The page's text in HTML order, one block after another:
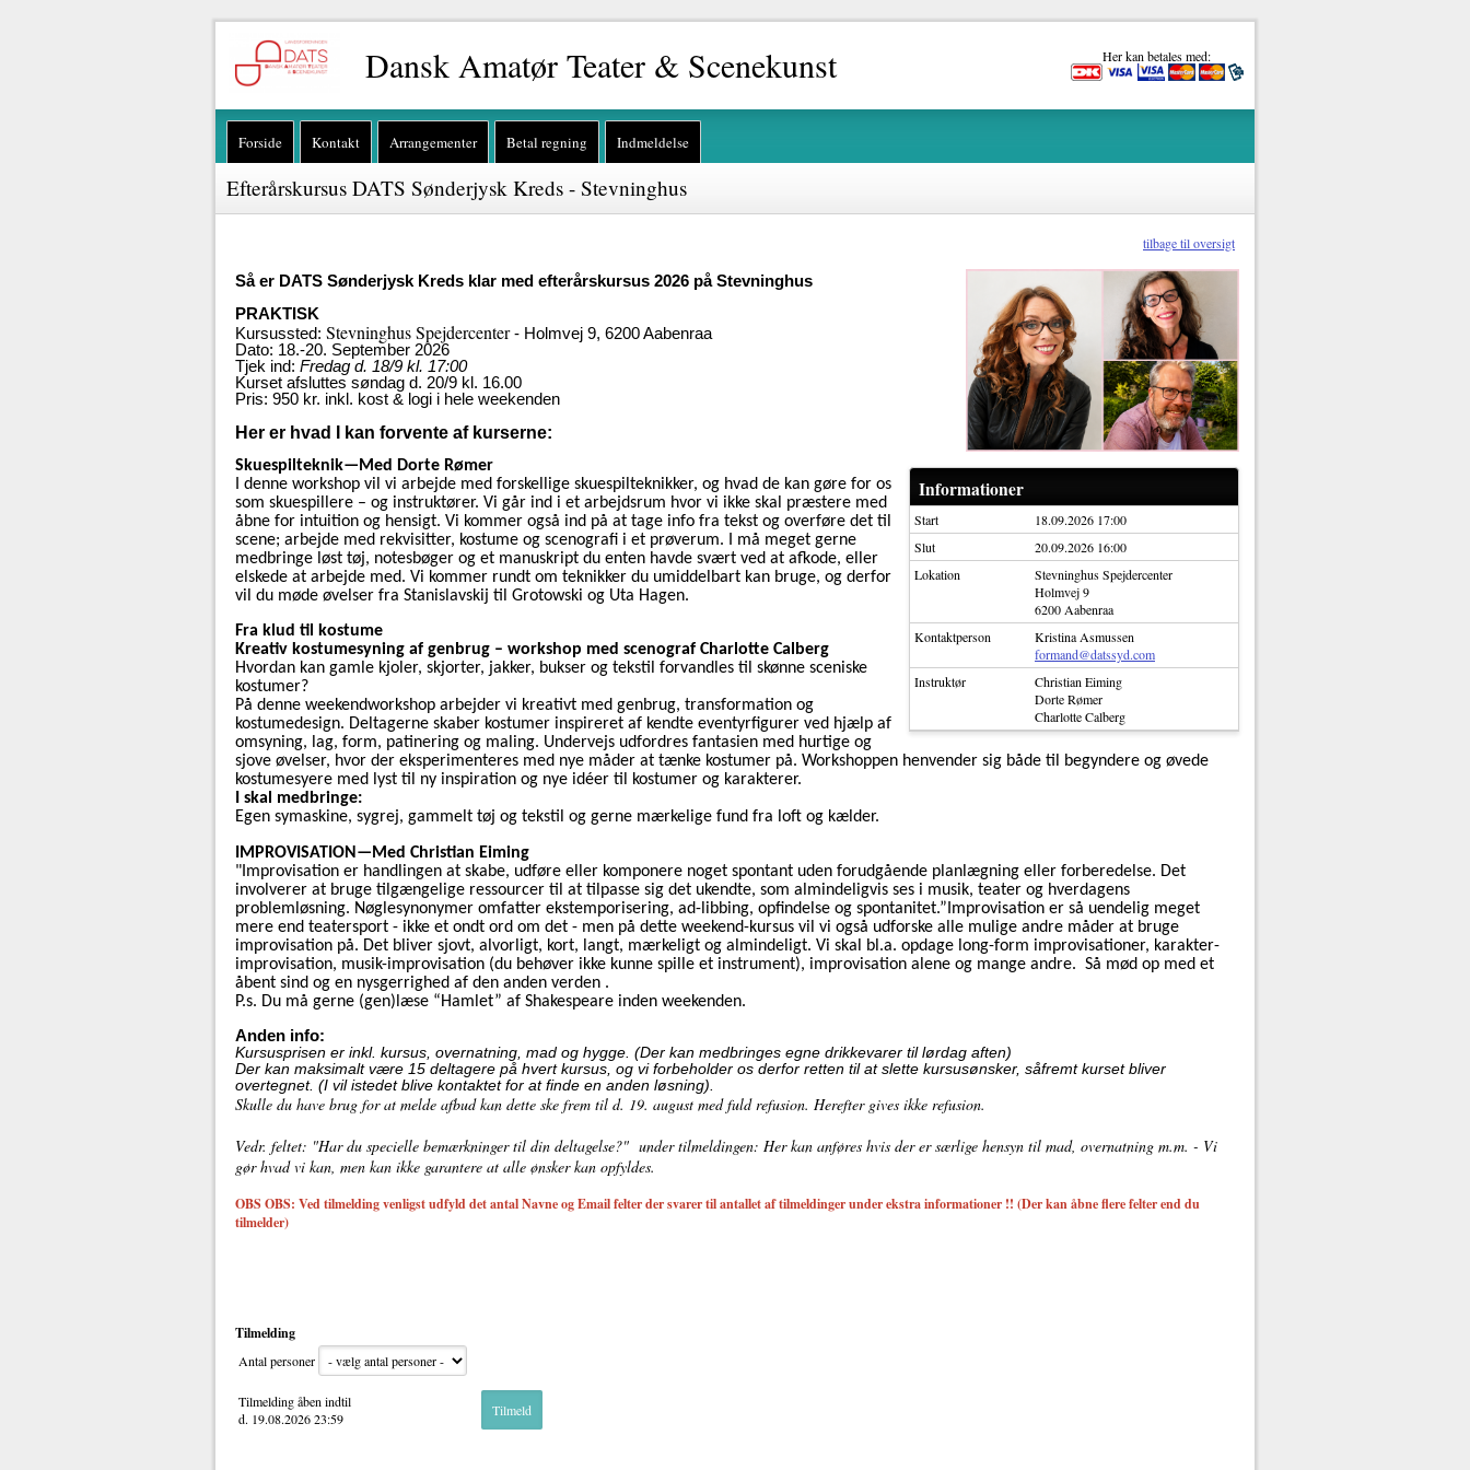
Her kan betales med:
Dansk Amatør Teater & Scenekunst
Forside Kontakt Arrangementer Betal regning Indmeldelse
Efterårskursus DATS Sønderjysk Kreds - Stevninghus
tilbage til oversigt
Informationer
Start
18.09.2026 17:00
Slut
20.09.2026 16:00
Lokation
Stevninghus Spejdercenter
Holmvej 9
6200 Aabenraa
Kontaktperson
Kristina Asmussen
formand@datssyd.com
Instruktør
Christian Eiming
Dorte Rømer
Charlotte Calberg
Så er DATS Sønderjysk Kreds klar med efterårskursus 2026 på Stevninghus
PRAKTISK
Kursussted: Stevninghus Spejdercenter- Holmvej 9, 6200 Aabenraa
Dato: 18.-20. September 2026
Tjek ind: Fredag d. 18/9 kl. 17:00
Kurset afsluttes søndag d. 20/9 kl. 16.00
Pris: 950 kr. inkl. kost & logi i hele weekenden
Her er hvad I kan forvente af kurserne:
Skuespilteknik—Med Dorte Rømer
I denne workshop vil vi arbejde med forskellige skuespilteknikker, og hvad de kan gøre for os
som skuespillere – og instruktører. Vi går ind i et arbejdsrum hvor vi ikke skal præstere med
åbne for intuition og hensigt. Vi kommer også ind på at tage info fra tekst og overføre det til
scene; arbejde med rekvisitter, kostume og scenografi i et prøverum. I må meget gerne
medbringe løst tøj, notesbøger og et manuskript du enten havde svært ved at afkode, eller
elskede at arbejde med. Vi kommer rundt om teknikker du umiddelbart kan bruge, og derfor
vil du møde øvelser fra Stanislavskij til Grotowski og Uta Hagen.
Fra klud til kostume
Kreativ kostumesyning af genbrug – workshop med scenograf Charlotte Calberg
Hvordan kan gamle kjoler, skjorter, jakker, bukser og tekstil forvandles til skønne sceniske
kostumer?
På denne weekendworkshop arbejder vi kreativt med genbrug, transformation og
kostumedesign. Deltagerne skaber kostumer inspireret af kendte eventyrfigurer ved hjælp af
omsyning, lag, form, patinering og maling. Undervejs udfordres fantasien med hurtige og
sjove øvelser, hvor der eksperimenteres med nye måder at tænke kostumer på. Workshoppen henvender sig både til begyndere og øvede
kostumesyere med lyst til ny inspiration og nye idéer til kostumer og karakterer.
I skal medbringe:
Egen symaskine, sygrej, gammelt tøj og tekstil og gerne mærkelige fund fra loft og kælder.
IMPROVISATION—Med Christian Eiming
"Improvisation er handlingen at skabe, udføre eller komponere noget spontant uden forudgående planlægning eller forberedelse. Det
involverer at bruge tilgængelige ressourcer til at tilpasse sig det ukendte, som almindeligvis ses i musik, teater og hverdagens
problemløsning. Nøglesynonymer omfatter ekstemporisering, ad-libbing, opfindelse og spontanitet.”Improvisation er så uendelig meget
mere end teatersport - ikke et ondt ord om det - men på dette weekend-kursus vil vi også udforske alle mulige andre måder at bruge
improvisation på. Det bliver sjovt, alvorligt, kort, langt, mærkeligt og almindeligt. Vi skal bl.a. opdage long-form improvisationer, karakter-
improvisation, musik-improvisation (du behøver ikke kunne spille et instrument), improvisation alene og mange andre. Så mød op med et
åbent sind og en nysgerrighed af den anden verden .
P.s. Du må gerne (gen)læse “Hamlet” af Shakespeare inden weekenden.
Anden info:
Kursusprisen er inkl. kursus, overnatning, mad og hygge. (Der kan medbringes egne drikkevarer til lørdag aften)
Der kan maksimalt være 15 deltagere på hvert kursus, og vi forbeholder os derfor retten til at slette kursusønsker, såfremt kurset bliver
overtegnet. (I vil istedet blive kontaktet for at finde en anden løsning).
Skulle du have brug for at melde afbud kan dette ske frem til d. 19. august med fuld refusion. Herefter gives ikke refusion.
Vedr. feltet: "Har du specielle bemærkninger til din deltagelse?" under tilmeldingen: Her kan anføres hvis der er særlige hensyn til mad, overnatning m.m. - Vi
gør hvad vi kan, men kan ikke garantere at alle ønsker kan opfyldes.
OBS OBS: Ved tilmelding venligst udfyld det antal Navne og Email felter der svarer til antallet af tilmeldinger under ekstra informationer !! (Der kan åbne flere felter end du
tilmelder)
Tilmelding
Antal personer
Tilmelding åben indtil
d. 19.08.2026 23:59